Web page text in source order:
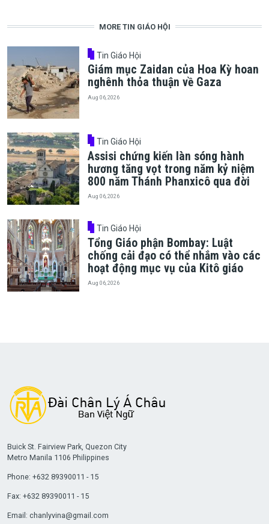
MORE TIN GIÁO HỘI
Tin Giáo Hội
Giám mục Zaidan của Hoa Kỳ hoan
nghênh thỏa thuận về Gaza
Aug 06, 2026
Tin Giáo Hội
Assisi chứng kiến làn sóng hành
hương tăng vọt trong năm kỷ niệm
800 năm Thánh Phanxicô qua đời
Aug 06, 2026
Tin Giáo Hội
Tổng Giáo phận Bombay: Luật
chống cải đạo có thể nhắm vào các
hoạt động mục vụ của Kitô giáo
Aug 06, 2026
Buick St. Fairview Park, Quezon City
Metro Manila 1106 Philippines
Phone: +632 89390011 - 15
Fax: +632 89390011 - 15
Email: chanlyvina@gmail.com